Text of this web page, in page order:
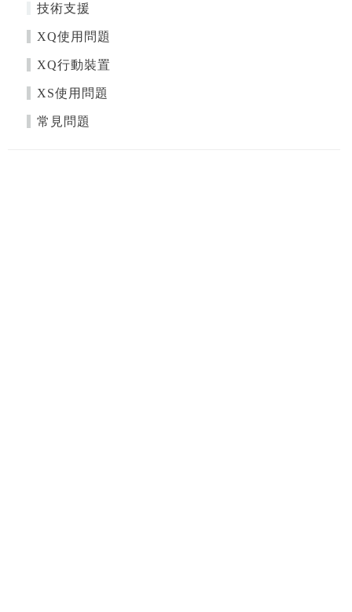
技術支援
XQ使用問題
XQ行動裝置
XS使用問題
常見問題